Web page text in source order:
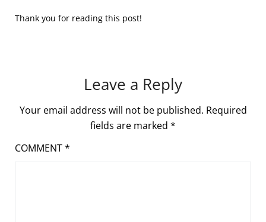
Thank you for reading this post!
Leave a Reply
Your email address will not be published. Required
fields are marked *
COMMENT*